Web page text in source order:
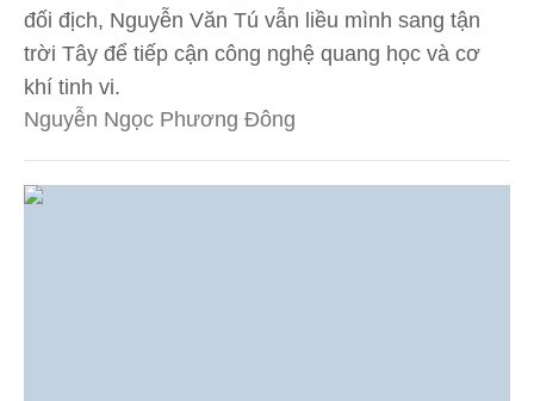
đối địch, Nguyễn Văn Tú vẫn liều mình sang tận
trời Tây để tiếp cận công nghệ quang học và cơ
khí tinh vi.
Nguyễn Ngọc Phương Đông